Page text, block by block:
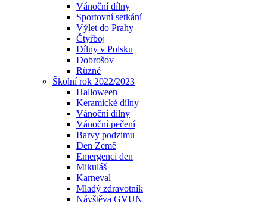
Vánoční dílny
Sportovní setkání
Výlet do Prahy
Čtyřboj
Dílny v Polsku
Dobrošov
Různé
Školní rok 2022/2023
Halloween
Keramické dílny
Vánoční dílny
Vánoční pečení
Barvy podzimu
Den Země
Emergenci den
Mikuláš
Karneval
Mladý zdravotník
Návštěva GVUN